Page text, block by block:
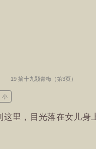
19 摘十九颗青梅（第3页）
小
这里，目光落在女儿身